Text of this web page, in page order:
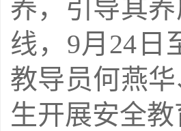
养，引导其
线，9月24日
教导员何燕
生开展安全